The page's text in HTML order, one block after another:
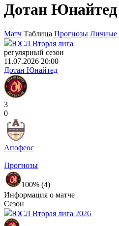
Дотан Юнайтед
Матч Таблица Прогнозы Личные
ЮСЛ Вторая лига
регулярный сезон
11.07.2026 20:00
Дотан Юнайтед
3
0
Апофеос
Прогнозы
100% (4)
Информация о матче
Сезон
ЮСЛ Вторая лига 2026